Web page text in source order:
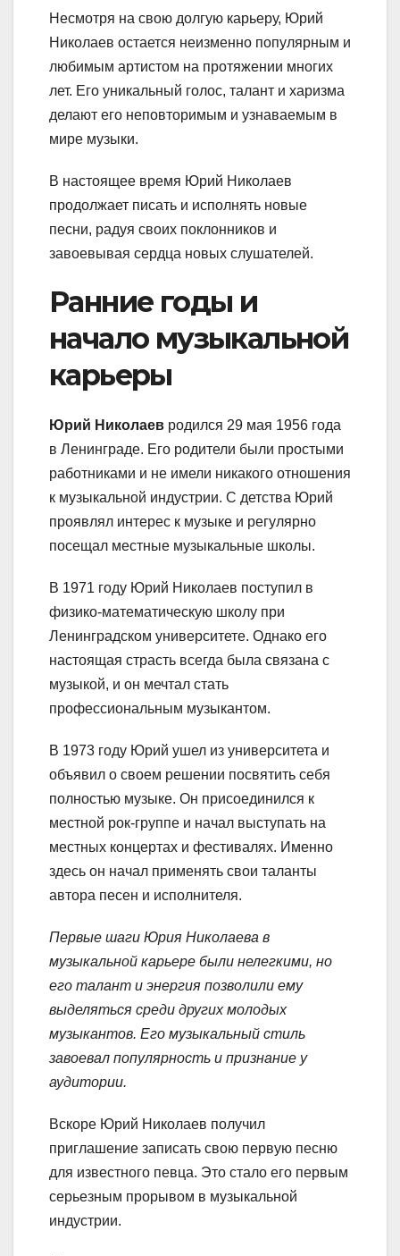
Несмотря на свою долгую карьеру, Юрий
Николаев остается неизменно популярным и
любимым артистом на протяжении многих
лет. Его уникальный голос, талант и харизма
делают его неповторимым и узнаваемым в
мире музыки.
В настоящее время Юрий Николаев
продолжает писать и исполнять новые
песни, радуя своих поклонников и
завоевывая сердца новых слушателей.
Ранние годы и
начало музыкальной
карьеры
Юрий Николаев родился 29 мая 1956 года
в Ленинграде. Его родители были простыми
работниками и не имели никакого отношения
к музыкальной индустрии. С детства Юрий
проявлял интерес к музыке и регулярно
посещал местные музыкальные школы.
В 1971 году Юрий Николаев поступил в
физико-математическую школу при
Ленинградском университете. Однако его
настоящая страсть всегда была связана с
музыкой, и он мечтал стать
профессиональным музыкантом.
В 1973 году Юрий ушел из университета и
объявил о своем решении посвятить себя
полностью музыке. Он присоединился к
местной рок-группе и начал выступать на
местных концертах и фестивалях. Именно
здесь он начал применять свои таланты
автора песен и исполнителя.
Первые шаги Юрия Николаева в
музыкальной карьере были нелегкими, но
его талант и энергия позволили ему
выделяться среди других молодых
музыкантов. Его музыкальный стиль
завоевал популярность и признание у
аудитории.
Вскоре Юрий Николаев получил
приглашение записать свою первую песню
для известного певца. Это стало его первым
серьезным прорывом в музыкальной
индустрии.